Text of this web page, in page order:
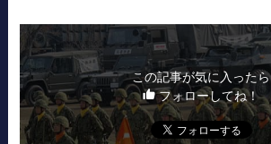
この記事が気に入ったら
フォローしてね！